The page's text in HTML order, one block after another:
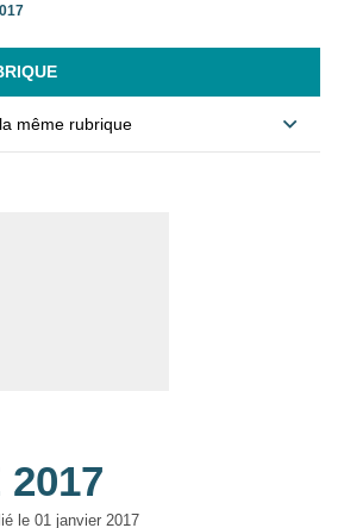
même rubrique
2017
le 01 janvier 2017